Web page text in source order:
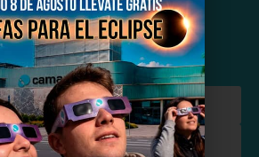
Cartelera de cine
Tiendas